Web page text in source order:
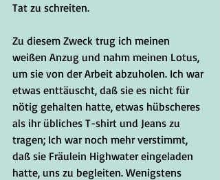
Tat zu schreiten.
Zu diesem Zweck trug ich meinen
weißen Anzug und nahm meinen Lotus,
um sie von der Arbeit abzuholen. Ich war
etwas enttäuscht, daß sie es nicht für
nötig gehalten hatte, etwas hübscheres
als ihr übliches T-shirt und Jeans zu
tragen; Ich war noch mehr verstimmt,
daß sie Fräulein Highwater eingeladen
hatte, uns zu begleiten. Wenigstens